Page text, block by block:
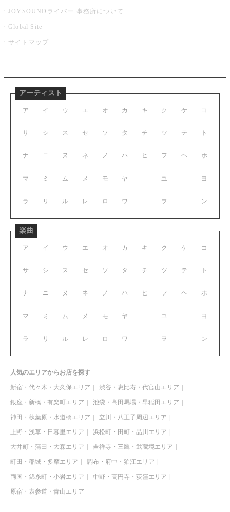
JOYSOUNDライバー 事務所について
Global Site
サイトマップ
アーティスト
ア イ ウ エ オ
サ シ ス セ ソ
ナ ニ ヌ ネ ノ
マ ミ ム メ モ
ラ リ ル レ ロ
カ キ ク ケ コ
タ チ ツ テ ト
ハ ヒ フ ヘ ホ
ヤ ユ ヨ
ワ ヲ ン
楽曲
ア イ ウ エ オ
サ シ ス セ ソ
ナ ニ ヌ ネ ノ
マ ミ ム メ モ
ラ リ ル レ ロ
カ キ ク ケ コ
タ チ ツ テ ト
ハ ヒ フ ヘ ホ
ヤ ユ ヨ
ワ ヲ ン
人気のエリアからお店を探す
新宿・代々木・大久保エリア 渋谷・恵比寿・代官山エリア
銀座・新橋・有楽町エリア 池袋・高田馬場・早稲田エリア
神田・秋葉原・水道橋エリア 立川・八王子周辺エリア
上野・浅草・日暮里エリア 浜松町・田町・品川エリア
大井町・蒲田・大森エリア 吉祥寺・三鷹・武蔵境エリア
町田・稲城・多摩エリア 調布・府中・狛江エリア
両国・錦糸町・小岩エリア 中野・高円寺・荻窪エリア
原宿・表参道・青山エリア